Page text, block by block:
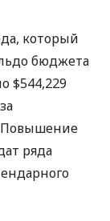
который
бюджета
$544,229
Повышение
ряда